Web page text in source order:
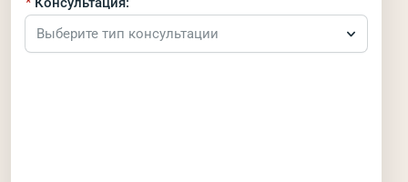
Выберите тип консультации